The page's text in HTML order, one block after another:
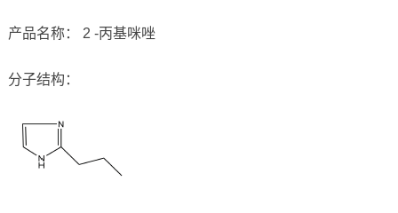
产品名称： 2 -丙基咪唑
分子结构：